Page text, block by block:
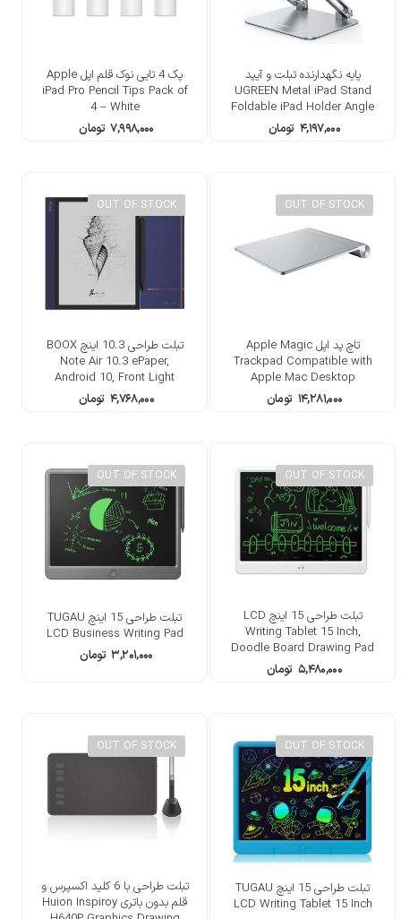
پایه نگهدارنده تبلت و آیپد
UGREEN Metal iPad Stand
Foldable iPad Holder Angle
Adjustable Tablet Stand
۴,۱۹۷,۰۰۰ تومان
پک 4 تایی نوک قلم اپل Apple
iPad Pro Pencil Tips Pack of
4 – White
۷,۹۹۸,۰۰۰ تومان
OUT OF STOCK
تاچ پد اپل Apple Magic
Trackpad Compatible with
Apple Mac Desktop
Computer MC380L
۱۴,۲۸۱,۰۰۰ تومان
OUT OF STOCK
تبلت طراحی 10.3 اینچ BOOX
Note Air 10.3 ePaper,
Android 10, Front Light
۴,۷۶۸,۰۰۰ تومان
OUT OF STOCK
تبلت طراحی 15 اینچ LCD
Writing Tablet 15 Inch,
Doodle Board Drawing Pad
۵,۴۸۰,۰۰۰ تومان
OUT OF STOCK
تبلت طراحی 15 اینچ TUGAU
LCD Business Writing Pad
۳,۲۰۱,۰۰۰ تومان
OUT OF STOCK
تبلت طراحی 15 اینچ TUGAU
LCD Writing Tablet 15 Inch
OUT OF STOCK
تبلت طراحی با 6 کلید اکسپرس و
قلم بدون باتری Huion Inspiroy